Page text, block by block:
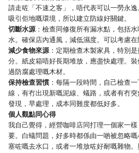
請走咗「不速之客」，唔代表可以一勞永
吸引佢地嘅環境，所以建立防線好關鍵。
切斷水源：檢查同修復所有漏水點，包括
水。確保店內通風，減低濕度。可以考慮在
減少食物來源：定期檢查木製家具，特別
分。紙皮箱唔好長期堆放，應盡快處理。
過防腐處理嘅木材。
保持檢查習慣 ：每隔一段時間，自己檢查
線，有冇出現新嘅泥線、蟻路，或者有冇
發現，早處理，成本同難度都低好多。
個人觀點同心得
我自己覺得，經營咖啡店同打理一個家一
要。白蟻問題，好多時都係由一啲被忽略
塞咗嘅去水口，或者一堆放咗好耐嘅雜物